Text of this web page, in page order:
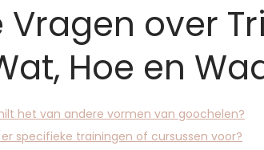
over
Hoe en
het van andere vormen van goochelen?
specifieke trainingen of cursussen voor?